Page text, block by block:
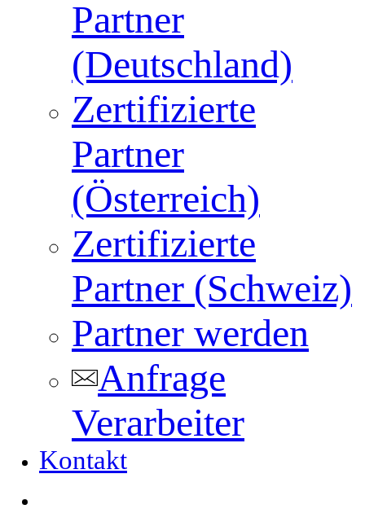
Partner
(Deutschland)
Zertifizierte
Partner
(Österreich)
Zertifizierte
Partner (Schweiz)
Partner werden
Anfrage
Verarbeiter
Kontakt